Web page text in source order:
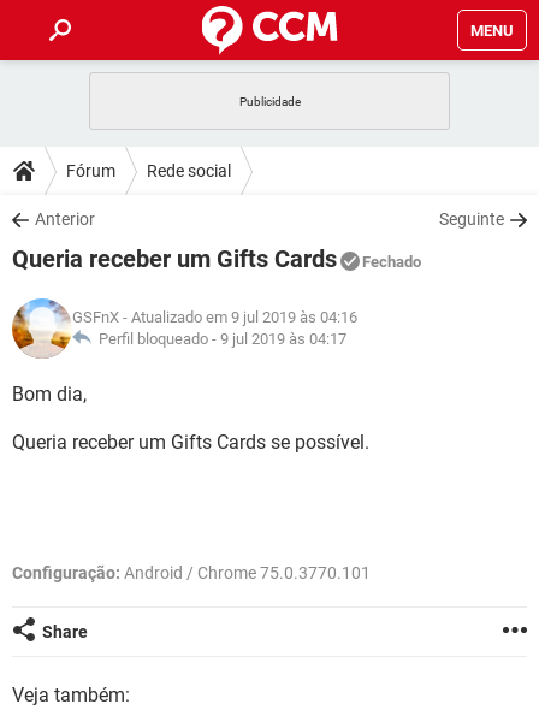
MENU
CELULAR
OUTLOOK
INSTAGRAM GMAIL
GUIA DE COMPRAS
DICAS
JOGOS
INSTAGRAM GMAIL
GUIA DE COMPRAS
DOWNLOADS
JOGOS WHATSAPP
CELULAR
OUTLOOK EXCEL
INSTAGRAM
FÓRUM
JOGOS WHATSAPP
CELULAR
OUTLOOK
INSTAGRAM GMAIL
GLOSSÁRIO
JOGOS
Fórum Rede social
Anterior Seguinte
Queria receber um Gifts Cards Fechado
GSFnX - Atualizado em 9 jul 2019 às 04:16
Perfil bloqueado - 9 jul 2019 às 04:17
Bom dia,
Queria receber um Gifts Cards se possível.
Configuração: Android / Chrome 75.0.3770.101
Share
Veja também: